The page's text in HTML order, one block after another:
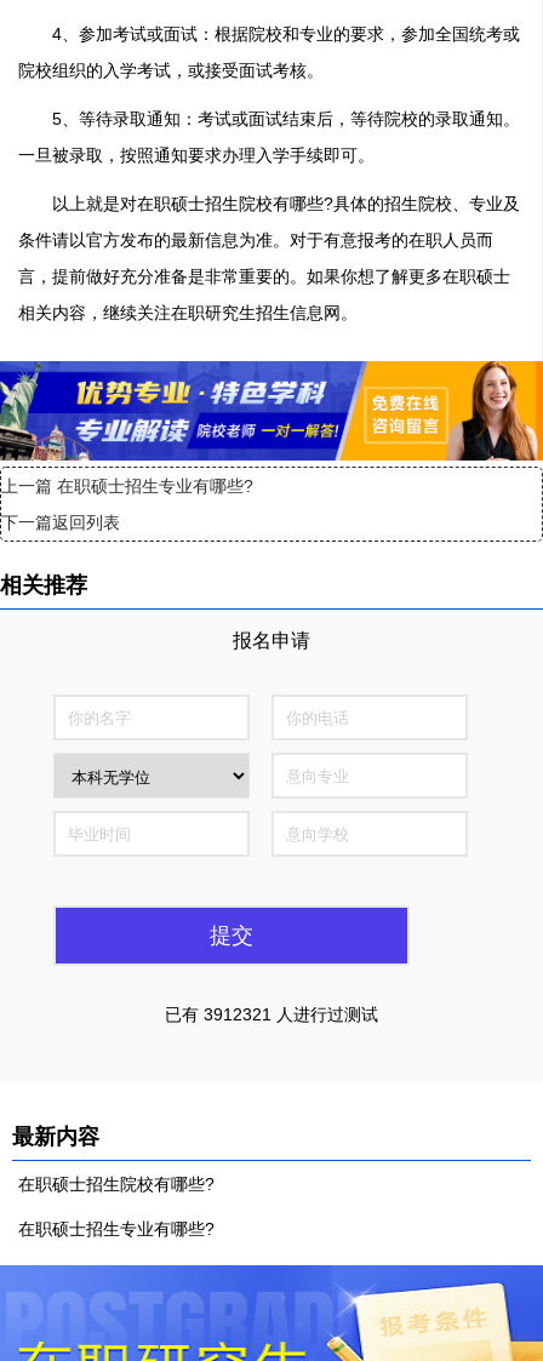
4、参加考试或面试：根据院校和专业的要求，参加全国统考或
院校组织的入学考试，或接受面试考核。
5、等待录取通知：考试或面试结束后，等待院校的录取通知。
一旦被录取，按照通知要求办理入学手续即可。
以上就是对在职硕士招生院校有哪些?具体的招生院校、专业及
条件请以官方发布的最新信息为准。对于有意报考的在职人员而
言，提前做好充分准备是非常重要的。如果你想了解更多在职硕士
相关内容，继续关注在职研究生招生信息网。
上一篇 在职硕士招生专业有哪些?
下一篇返回列表
相关推荐
报名申请
全国仅300个名额
已有 3912321 人进行过测试
最新内容
在职硕士招生院校有哪些?
在职硕士招生专业有哪些?